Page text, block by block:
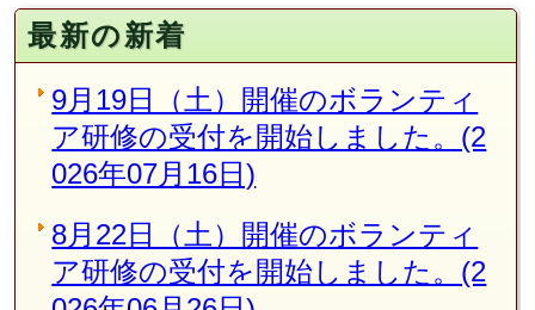
最新の新着
9月19日（土）開催のボランティ
ア研修の受付を開始しました。(2
026年07月16日)
8月22日（土）開催のボランティ
ア研修の受付を開始しました。(2